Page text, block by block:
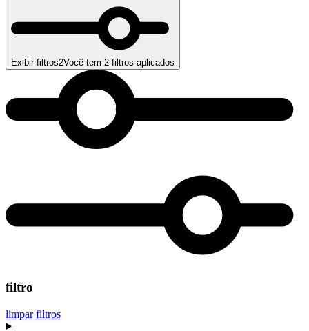
Exibir filtros2Você tem 2 filtros aplicados
filtro
limpar filtros